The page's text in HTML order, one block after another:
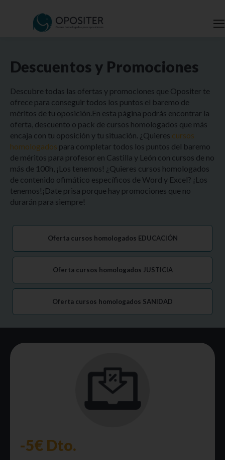
Descuentos y Promociones
Descubre todas las ofertas y promociones que Opositer te
ofrece para conseguir todos los puntos el baremo de
méritos de tu oposición.En esta página podrás encontrar la
oferta, descuento o pack de cursos homologados que más
encaja con tu oposición y tu situación. ¿Quieres cursos
homologados para completar todos los puntos del baremo
de méritos para profesor en Castilla y León con cursos de no
más de 100h, ¡Los tenemos! ¿Quieres cursos homologados
de contenido ofimático específicos de Word y Excel? ¡Los
tenemos!¡Date prisa porque hay promociones que no
durarán para siempre!
Oferta cursos homologados EDUCACIÓN
Oferta cursos homologados JUSTICIA
Oferta cursos homologados SANIDAD
-5€ Dto.